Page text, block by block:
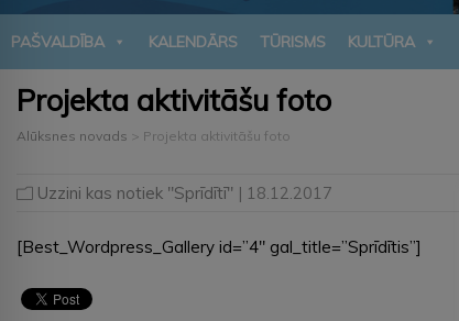
PAŠVALDĪBA KALENDĀRS TŪRISMS KULTŪRA
Projekta aktivitāšu foto
Alūksnes novads > Projekta aktivitāšu foto
Uzzini kas notiek "Sprīdītī" | 18.12.2017
[Best_Wordpress_Gallery id=”4″ gal_title=”Sprīdītis”]